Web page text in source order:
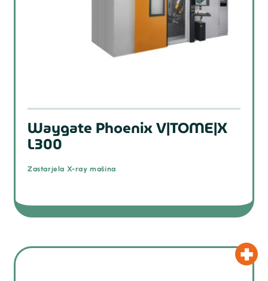
Waygate Phoenix V|TOME|X
L300
Zastarjela X-ray mašina